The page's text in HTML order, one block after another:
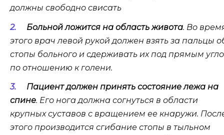
должны свободно свисать
Больной ложится на область живота. Во
этого врач левой рукой должен взять за пальцы
стопы больного и сдерживать их под прямым
по отношению к голени.
Пациент должен принять состояние лежа на
спине. Его нога должна согнуться в области
крупных суставов с вращением ее кнаружи.
этого производится сгибание стопы в тыльном